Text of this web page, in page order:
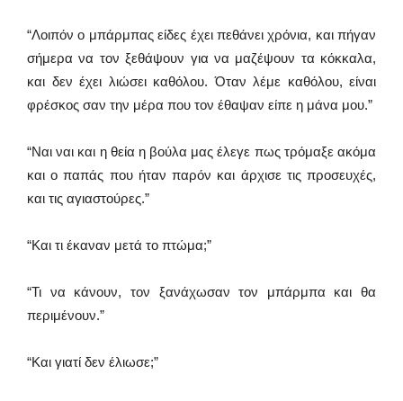
“Λοιπόν ο μπάρμπας είδες έχει πεθάνει χρόνια, και πήγαν
σήμερα να τον ξεθάψουν για να μαζέψουν τα κόκκαλα,
και δεν έχει λιώσει καθόλου. Όταν λέμε καθόλου, είναι
φρέσκος σαν την μέρα που τον έθαψαν είπε η μάνα μου.”
“Ναι ναι και η θεία η βούλα μας έλεγε πως τρόμαξε ακόμα
και ο παπάς που ήταν παρόν και άρχισε τις προσευχές,
και τις αγιαστούρες.”
“Και τι έκαναν μετά το πτώμα;”
“Τι να κάνουν, τον ξανάχωσαν τον μπάρμπα και θα
περιμένουν.”
“Και γιατί δεν έλιωσε;”